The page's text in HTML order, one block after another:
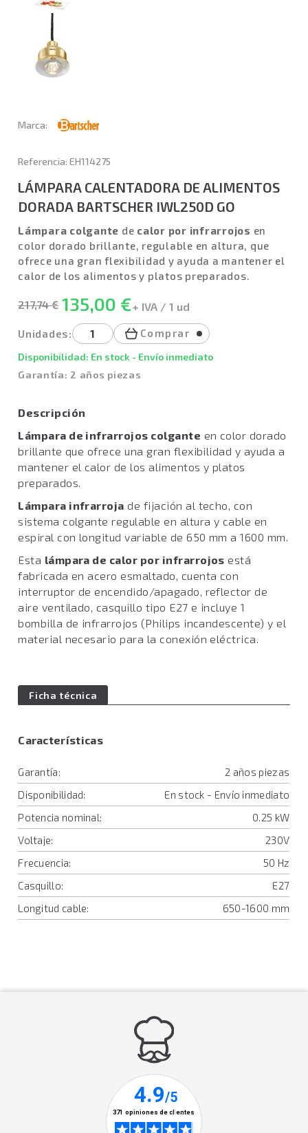
Marca:
Referencia: EH114275
LÁMPARA CALENTADORA DE ALIMENTOS
DORADA BARTSCHER IWL250D GO
Lámpara colgante de calor por infrarrojos en
color dorado brillante, regulable en altura, que
ofrece una gran flexibilidad y ayuda a mantener el
calor de los alimentos y platos preparados.
217,74 € 135,00 €+ IVA / 1 ud
Unidades: Comprar
Disponibilidad: En stock - Envío inmediato
Garantía: 2 años piezas
Descripción
Lámpara de infrarrojos colgante en color dorado
brillante que ofrece una gran flexibilidad y ayuda a
mantener el calor de los alimentos y platos
preparados.
Lámpara infrarroja de fijación al techo, con
sistema colgante regulable en altura y cable en
espiral con longitud variable de 650 mm a 1600 mm.
Esta lámpara de calor por infrarrojos está
fabricada en acero esmaltado, cuenta con
interruptor de encendido/apagado, reflector de
aire ventilado, casquillo tipo E27 e incluye 1
bombilla de infrarrojos (Philips incandescente) y el
material necesario para la conexión eléctrica.
Ficha técnica
Características
Garantía:
2 años piezas
Disponibilidad:
En stock - Envío inmediato
Potencia nominal:
0.25 kW
Voltaje:
230V
Frecuencia:
50 Hz
Casquillo:
E27
Longitud cable:
650-1600 mm